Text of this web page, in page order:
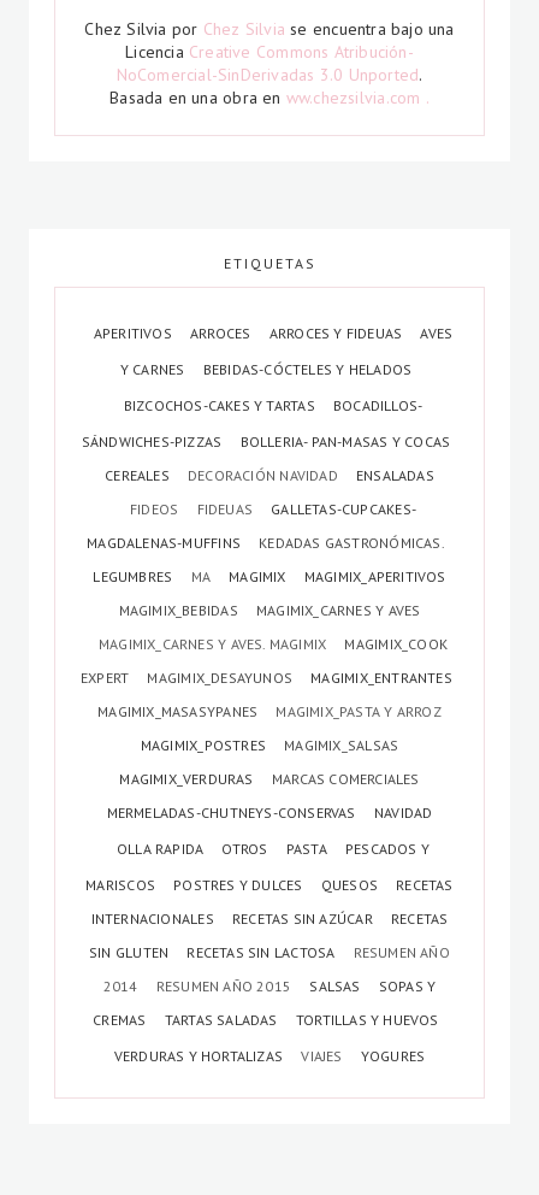
Chez Silvia por Chez Silvia se encuentra bajo una
Licencia Creative Commons Atribución-
NoComercial-SinDerivadas 3.0 Unported.
Basada en una obra en ww.chezsilvia.com .
ETIQUETAS
APERITIVOS ARROCES ARROCES Y FIDEUAS
AVES
Y CARNES
BEBIDAS-CÓCTELES Y HELADOS
BIZCOCHOS-CAKES Y TARTAS
BOCADILLOS-
SÁNDWICHES-PIZZAS
BOLLERIA- PAN-MASAS Y COCAS
CEREALES
DECORACIÓN NAVIDAD
ENSALADAS
FIDEOS
FIDEUAS
GALLETAS-CUPCAKES-
MAGDALENAS-MUFFINS
KEDADAS GASTRONÓMICAS.
LEGUMBRES
MA MAGIMIX
MAGIMIX_APERITIVOS
MAGIMIX_BEBIDAS
MAGIMIX_CARNES Y AVES
MAGIMIX_CARNES Y AVES. MAGIMIX
MAGIMIX_COOK
EXPERT
MAGIMIX_DESAYUNOS
MAGIMIX_ENTRANTES
MAGIMIX_MASASYPANES
MAGIMIX_PASTA Y ARROZ
MAGIMIX_POSTRES
MAGIMIX_SALSAS
MAGIMIX_VERDURAS
MARCAS COMERCIALES
MERMELADAS-CHUTNEYS-CONSERVAS
NAVIDAD
OLLA RAPIDA
OTROS PASTA
PESCADOS Y
MARISCOS
POSTRES Y DULCES QUESOS
RECETAS
INTERNACIONALES
RECETAS SIN AZÚCAR
RECETAS
SIN GLUTEN
RECETAS SIN LACTOSA
RESUMEN AÑO
2014
RESUMEN AÑO 2015 SALSAS
SOPAS Y
CREMAS
TARTAS SALADAS
TORTILLAS Y HUEVOS
VERDURAS Y HORTALIZAS
VIAJES YOGURES